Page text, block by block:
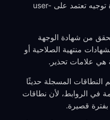
توجيه جغرافية، عمليات إعادة توجيه تعتمد على user-
من شهادة الوجهة
منتهية الصلاحية أو
هي علامات تحذير.
النطاقات المسجلة حديثًا
في الروابط، لأن نطاقات
بفترة قصيرة.